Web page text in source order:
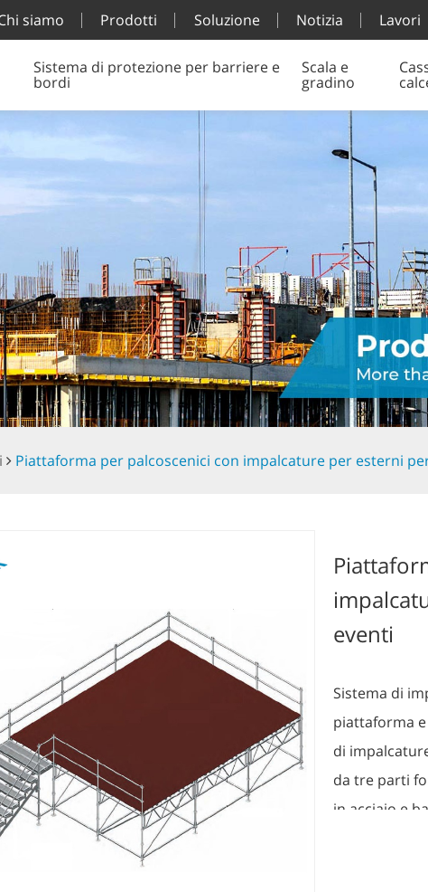
siamo Prodotti Soluzione Notizia Lavori
Sistema di protezione per barriere e
bordi
Scala e
gradino
Piattaforma per palcoscenici con impalcature per esterni
eventi
Sistema di
piattaforma
di
da tre parti
in acciaio e